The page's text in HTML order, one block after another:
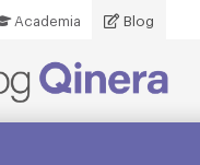
Academia Blog